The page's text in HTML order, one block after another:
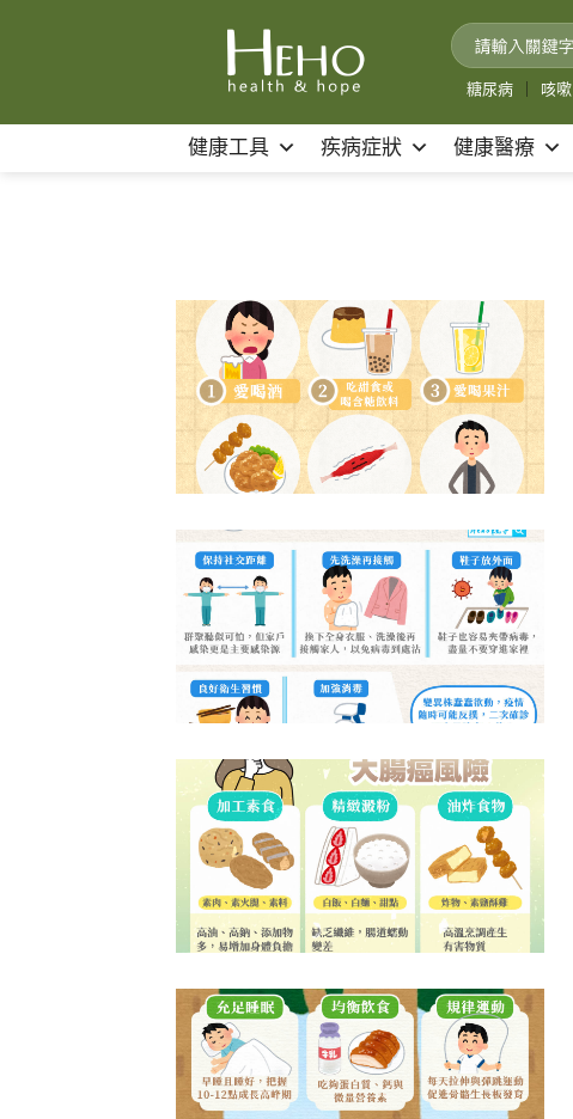
糖尿病 咳嗽
健康工具 疾病症狀 健康醫療